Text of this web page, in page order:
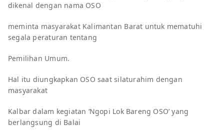
dikenal dengan nama OSO
meminta masyarakat Kalimantan Barat untuk mematuhi
segala peraturan tentang
Pemilihan Umum.
Hal itu diungkapkan OSO saat silaturahim dengan
masyarakat
Kalbar dalam kegiatan ‘Ngopi Lok Bareng OSO’ yang
berlangsung di Balai